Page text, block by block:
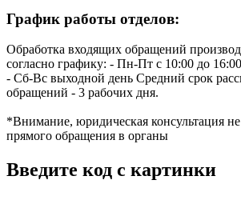
График работы отделов:
Обработка входящих обращений
согласно графику: - Пн-Пт с 10:00 до
- Сб-Вс выходной день Средний срок
обращений - 3 рабочих дня.
*Внимание, юридическая консультация не
прямого обращения в органы
Введите код с картинки